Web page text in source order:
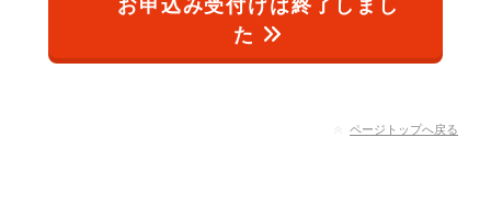
お申込み受付けは終了しまし
た
ページトップへ戻る